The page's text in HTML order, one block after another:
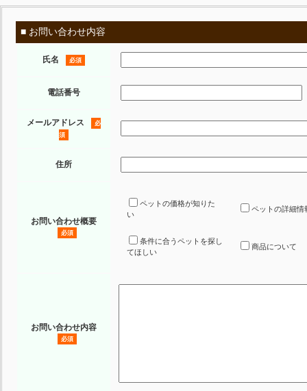
■ お問い合わせ内容
氏名 必須
電話番号
メールアドレス
必
須
住所
お問い合わせ概要
必須
ペットの価格が知りた
い
ペットの詳細情
条件に合うペットを探し
てほしい
商品について
お問い合わせ内容
必須